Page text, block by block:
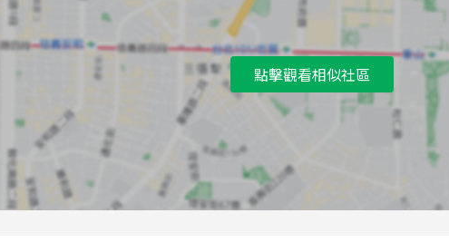
興隆市場公車站
點擊觀看相似社區